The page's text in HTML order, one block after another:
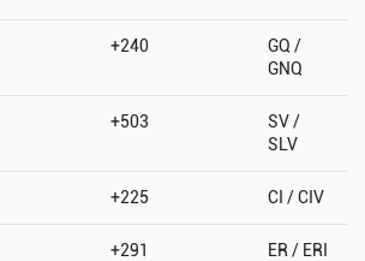
+240
GQ /
GNQ
+503
SV /
SLV
+225 CI / CIV
+291 ER / ERI